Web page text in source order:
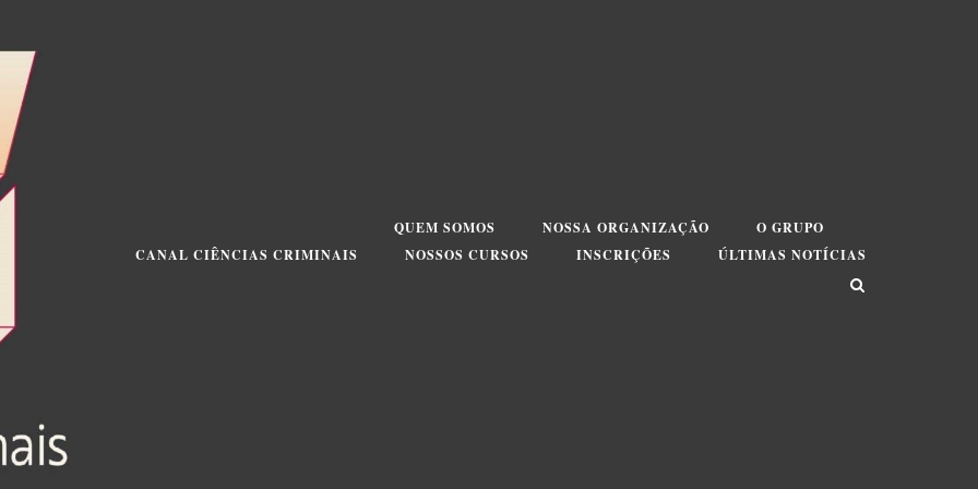
QUEM SOMOS NOSSA ORGANIZAÇÃO
O GRUPO
CANAL CIÊNCIAS CRIMINAIS
NOSSOS CURSOS INSCRIÇÕES ÚLTIMAS NOTÍCIAS